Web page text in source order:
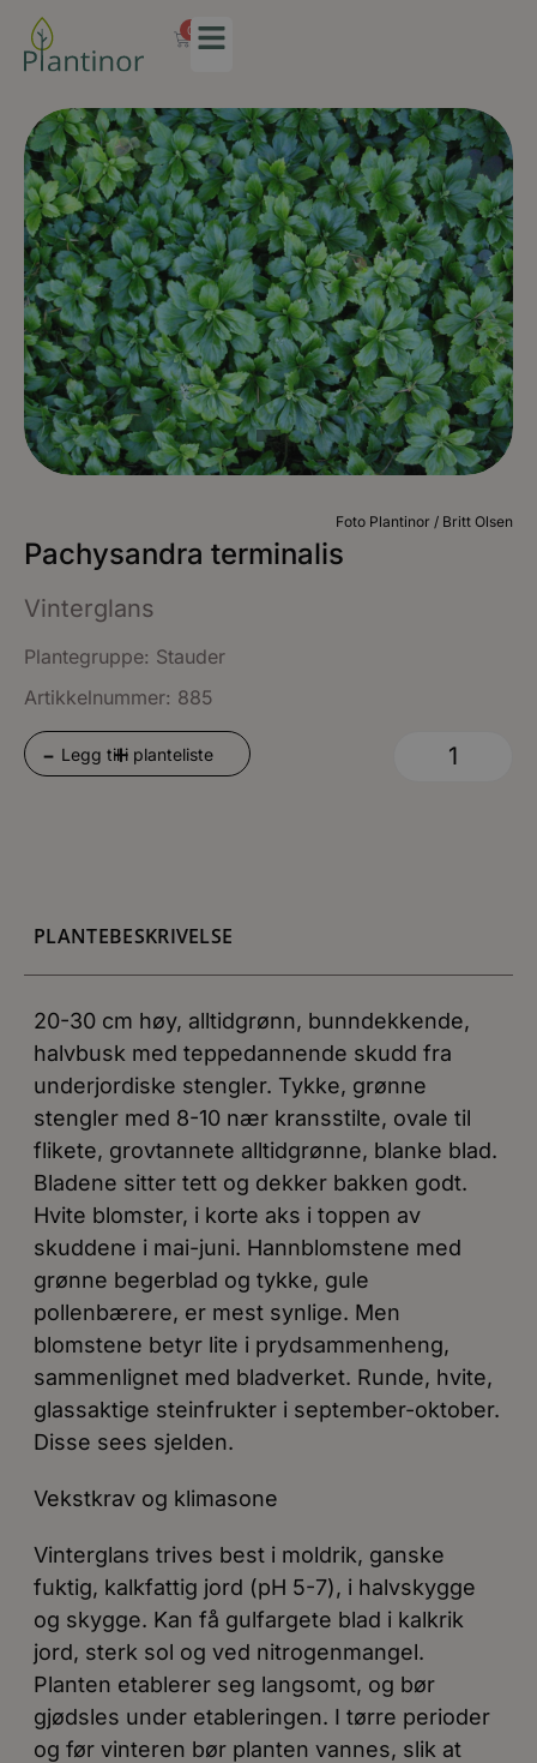
0
Foto Plantinor / Britt Olsen
Pachysandra terminalis
Vinterglans
Plantegruppe: Stauder
Artikkelnummer: 885
- +
Legg til i planteliste
PLANTEBESKRIVELSE
20-30 cm høy, alltidgrønn, bunndekkende,
halvbusk med teppedannende skudd fra
underjordiske stengler. Tykke, grønne
stengler med 8-10 nær kransstilte, ovale til
flikete, grovtannete alltidgrønne, blanke blad.
Bladene sitter tett og dekker bakken godt.
Hvite blomster, i korte aks i toppen av
skuddene i mai-juni. Hannblomstene med
grønne begerblad og tykke, gule
pollenbærere, er mest synlige. Men
blomstene betyr lite i prydsammenheng,
sammenlignet med bladverket. Runde, hvite,
glassaktige steinfrukter i september-oktober.
Disse sees sjelden.
Vekstkrav og klimasone
Vinterglans trives best i moldrik, ganske
fuktig, kalkfattig jord (pH 5-7), i halvskygge
og skygge. Kan få gulfargete blad i kalkrik
jord, sterk sol og ved nitrogenmangel.
Planten etablerer seg langsomt, og bør
gjødsles under etableringen. I tørre perioder
og før vinteren bør planten vannes, slik at